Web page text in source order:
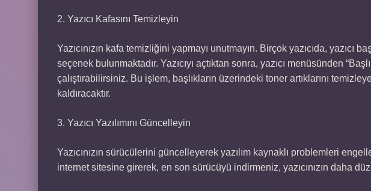
2. Yazıcı Kafasını Temizleyin
Yazıcınızın kafa temizliğini yapmayı unutmayın. Birçok yazıcıda, yazıcı
seçenek bulunmaktadır. Yazıcıyı açtıktan sonra, yazıcı menüsünden
çalıştırabilirsiniz. Bu işlem, başlıkların üzerindeki toner artıklarını
kaldıracaktır.
3. Yazıcı Yazılımını Güncelleyin
Yazıcınızın sürücülerini güncelleyerek yazılım kaynaklı problemleri
internet sitesine girerek, en son sürücüyü indirmeniz, yazıcınızın daha